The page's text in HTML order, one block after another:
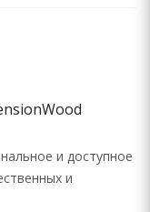
и доступное
и